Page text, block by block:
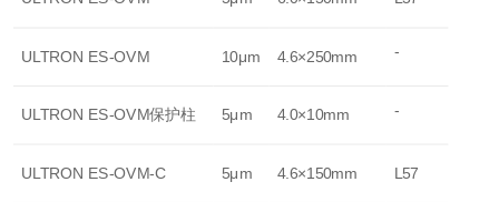
ULTRON ES-OVM 10μm 4.6×250mm -
ULTRON ES-OVM保护柱 5μm 4.0×10mm -
ULTRON ES-OVM-C 5μm 4.6×150mm L57